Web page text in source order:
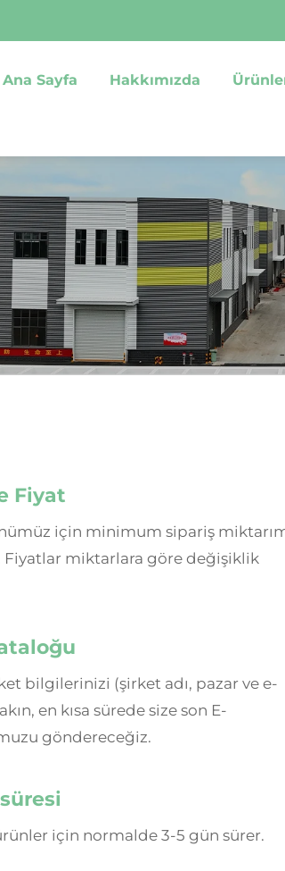
Ana Sayfa Hakkımızda
Fiyat
için minimum sipariş
Fiyatlar miktarlara göre değişiklik
bilgilerinizi (şirket adı, pazar ve e-
en kısa sürede size son E-
göndereceğiz.
için normalde 3-5 gün sürer.